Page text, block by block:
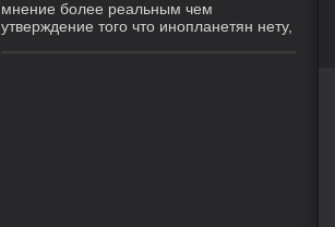
мнение более реальным чем
утверждение того что инопланетян нету,